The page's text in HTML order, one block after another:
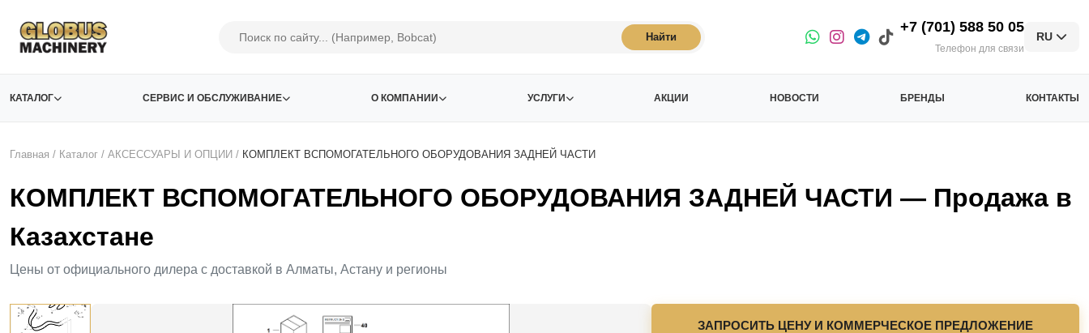
Найти
+7 (701) 588 50 05
Телефон для связи
RU
КАТАЛОГ СЕРВИС И ОБСЛУЖИВАНИЕ О КОМПАНИИ УСЛУГИ АКЦИИ НОВОСТИ БРЕНДЫ КОНТАКТЫ
Главная / Каталог / АКСЕСCУАРЫ И ОПЦИИ / КОМПЛЕКТ ВСПОМОГАТЕЛЬНОГО ОБОРУДОВАНИЯ ЗАДНЕЙ ЧАСТИ
КОМПЛЕКТ ВСПОМОГАТЕЛЬНОГО ОБОРУДОВАНИЯ ЗАДНЕЙ ЧАСТИ — Продажа в
Казахстане
Цены от официального дилера с доставкой в Алматы, Астану и регионы
ЗАПРОСИТЬ ЦЕНУ И КОММЕРЧЕСКОЕ ПРЕДЛОЖЕНИЕ